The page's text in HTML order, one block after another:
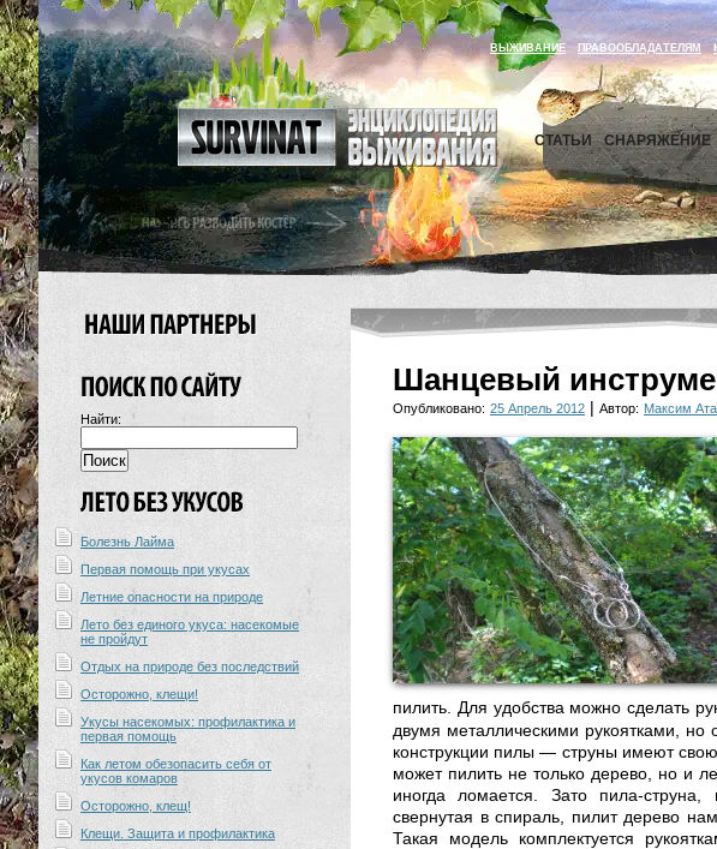
ВЫЖИВАНИЕ ПРАВООБЛАДАТЕЛЯМ
СТАТЬИ СНАРЯЖЕНИЕ
Найти:
Болезнь Лайма
Первая помощь при укусах
Летние опасности на природе
Лето без единого укуса: насекомые
не пройдут
Отдых на природе без последствий
Осторожно, клещи!
Укусы насекомых: профилактика и
первая помощь
Как летом обезопасить себя от
укусов комаров
Осторожно, клещ!
Клещи. Защита и профилактика
Шанцевый
Опубликовано: 25 Апрель 2012 | Автор: Максим
пилить.
Для удобства можно сделать
двумя металлическими рукоятками,
конструкции пилы — струны имеют
может пилить не только дерево, но и
иногда ломается. Зато пила-
свернутая в спираль, пилит дерево
Такая модель комплектуется